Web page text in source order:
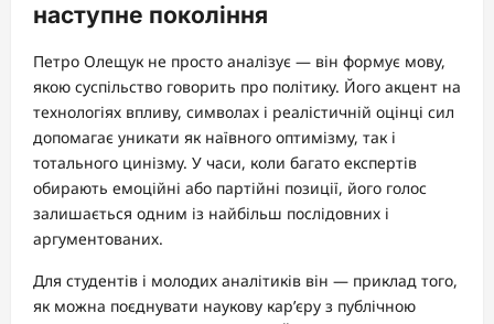
наступне покоління
Петро Олещук не просто аналізує — він формує мову,
якою суспільство говорить про політику. Його акцент на
технологіях впливу, символах і реалістичній оцінці сил
допомагає уникати як наївного оптимізму, так і
тотального цинізму. У часи, коли багато експертів
обирають емоційні або партійні позиції, його голос
залишається одним із найбільш послідовних і
аргументованих.
Для студентів і молодих аналітиків він — приклад того,
як можна поєднувати наукову кар’єру з публічною